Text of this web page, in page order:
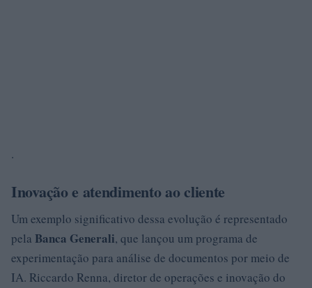
.
Inovação e atendimento ao cliente
Um exemplo significativo dessa evolução é representado
pela Banca Generali, que lançou um programa de
experimentação para análise de documentos por meio de
IA. Riccardo Renna, diretor de operações e inovação do